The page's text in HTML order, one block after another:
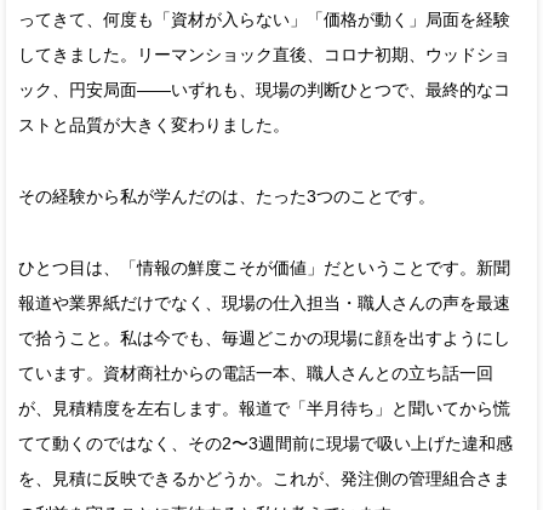
ってきて、何度も「資材が入らない」「価格が動く」局面を経験
してきました。リーマンショック直後、コロナ初期、ウッドショ
ック、円安局面——いずれも、現場の判断ひとつで、最終的なコ
ストと品質が大きく変わりました。
その経験から私が学んだのは、たった3つのことです。
ひとつ目は、「情報の鮮度こそが価値」だということです。新聞
報道や業界紙だけでなく、現場の仕入担当・職人さんの声を最速
で拾うこと。私は今でも、毎週どこかの現場に顔を出すようにし
ています。資材商社からの電話一本、職人さんとの立ち話一回
が、見積精度を左右します。報道で「半月待ち」と聞いてから慌
てて動くのではなく、その2〜3週間前に現場で吸い上げた違和感
を、見積に反映できるかどうか。これが、発注側の管理組合さま